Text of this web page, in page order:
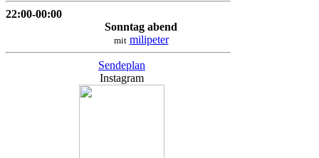
22:00-00:00
Sonntag abend
mit milipeter
Sendeplan
Instagram